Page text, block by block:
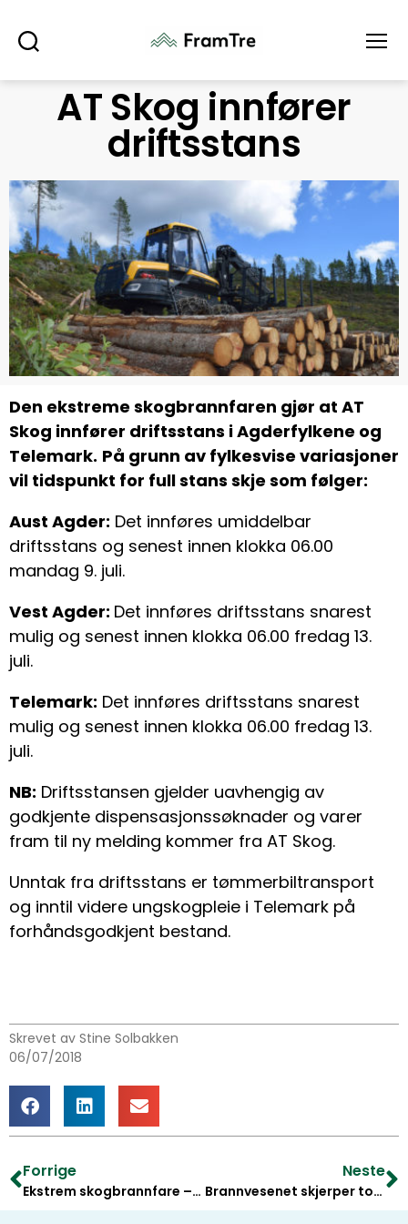
AT Skog innfører
driftsstans
Den ekstreme skogbrannfaren gjør at AT
Skog innfører driftsstans i Agderfylkene og
Telemark. På grunn av fylkesvise variasjoner
vil tidspunkt for full stans skje som følger:
Aust Agder: Det innføres umiddelbar
driftsstans og senest innen klokka 06.00
mandag 9. juli.
Vest Agder: Det innføres driftsstans snarest
mulig og senest innen klokka 06.00 fredag 13.
juli.
Telemark: Det innføres driftsstans snarest
mulig og senest innen klokka 06.00 fredag 13.
juli.
NB: Driftsstansen gjelder uavhengig av
godkjente dispensasjonssøknader og varer
fram til ny melding kommer fra AT Skog.
Unntak fra driftsstans er tømmerbiltransport
og inntil videre ungskogpleie i Telemark på
forhåndsgodkjent bestand.
Skrevet av Stine Solbakken
06/07/2018
Forrige
Ekstrem skogbrannfare – totalforbud innført
Neste
Brannvesenet skjerper totalforbudet